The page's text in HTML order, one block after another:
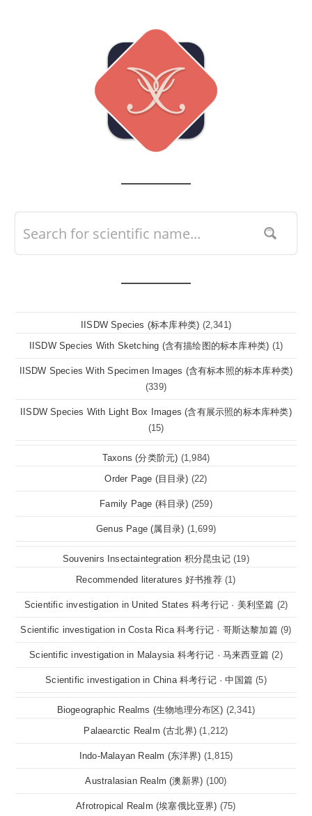
IISDW Species (标本库种类) (2,341)
IISDW Species With Sketching (含有描绘图的标本库种类) (1)
IISDW Species With Specimen Images (含有标本照的标本库种类)
(339)
IISDW Species With Light Box Images (含有展示照的标本库种类)
(15)
Taxons (分类阶元) (1,984)
Order Page (目目录) (22)
Family Page (科目录) (259)
Genus Page (属目录) (1,699)
Souvenirs Insectaintegration 积分昆虫记 (19)
Recommended literatures 好书推荐 (1)
Scientific investigation in United States 科考行记 · 美利坚篇 (2)
Scientific investigation in Costa Rica 科考行记 · 哥斯达黎加篇 (9)
Scientific investigation in Malaysia 科考行记 · 马来西亚篇 (2)
Scientific investigation in China 科考行记 · 中国篇 (5)
Biogeographic Realms (生物地理分布区) (2,341)
Palaearctic Realm (古北界) (1,212)
Indo-Malayan Realm (东洋界) (1,815)
Australasian Realm (澳新界) (100)
Afrotropical Realm (埃塞俄比亚界) (75)